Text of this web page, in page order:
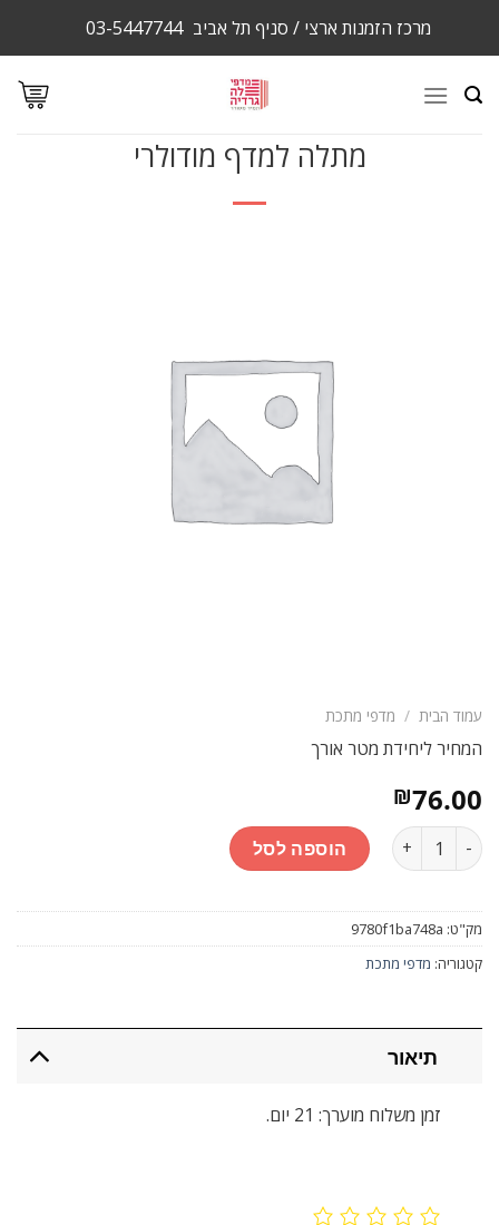
מרכז הזמנות ארצי / סניף תל אביב 03-5447744
מתלה למדף מודולרי
עמוד הבית / מדפי מתכת
המחיר ליחידת מטר אורך
₪76.00
כמות הוספה לסל
מק"ט: 9780f1ba748a
קטגוריה: מדפי מתכת
תיאור
זמן משלוח מוערך: 21 יום.